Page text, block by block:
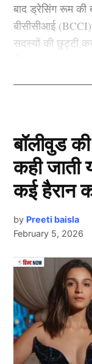
बाद ड्रेसिंग रूम
बीसीसीआई
सदस्यों की छुट्टी
BCCI ने
Bcci
दरअसल भारतीय
के बाद ड्रेसिंग रूम
जिसपर अब
सहयोगी स्टाफ के
बॉलीवुड
कही जाती
कई हैरान
by Preeti baisla
February 5, 2026